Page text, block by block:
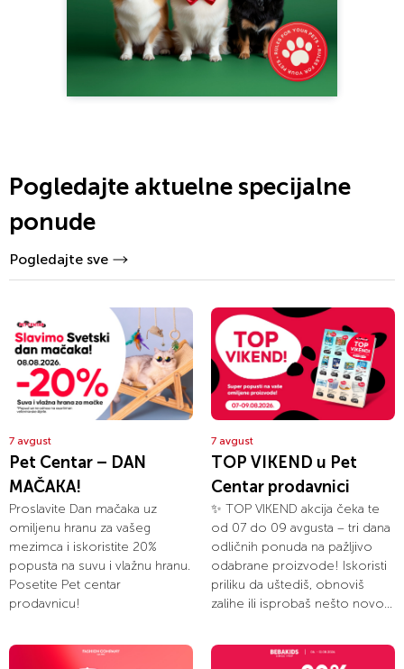
Pogledajte aktuelne specijalne
ponude
Pogledajte sve
7 avgust
Pet Centar – DAN
MAČAKA!
Proslavite Dan mačaka uz
omiljenu hranu za vašeg
mezimca i iskoristite 20%
popusta na suvu i vlažnu hranu.
Posetite Pet centar
prodavnicu!
7 avgust
TOP VIKEND u Pet
Centar prodavnici
✨ TOP VIKEND akcija čeka te
od 07 do 09 avgusta – tri dana
odličnih ponuda na pažljivo
odabrane proizvode! Iskoristi
priliku da uštediš, obnoviš
zalihe ili isprobaš nešto novo...